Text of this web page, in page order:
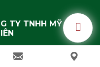
nhiên trong công
CASTOR OIL
Dẫn
TY TNHH MỸ PHẨM